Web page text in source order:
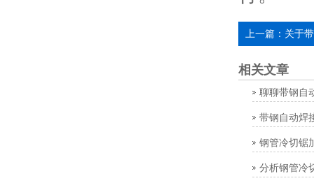
上一篇： 关于
相关文章
聊聊带钢自
带钢自动焊
钢管冷切锯
分析钢管冷